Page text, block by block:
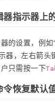
器指示器上
的设置，例如
器，左右箭
只需按一下
令恢复默认